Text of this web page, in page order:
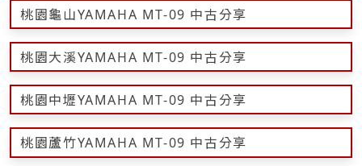
桃園龜山YAMAHA MT-09 中古分享
桃園大溪YAMAHA MT-09 中古分享
桃園中壢YAMAHA MT-09 中古分享
桃園蘆竹YAMAHA MT-09 中古分享